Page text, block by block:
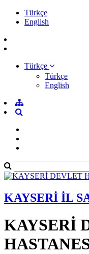
Türkçe
English
Türkçe
Türkçe
English
KAYSERİ İL
KAYSERİ